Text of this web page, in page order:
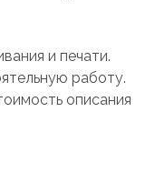
и печати.
работу.
описания